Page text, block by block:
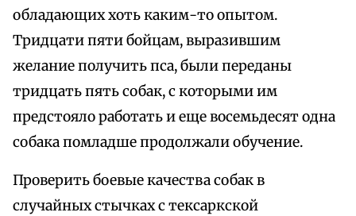
обладающих хоть каким-то опытом.
Тридцати пяти бойцам, выразившим
желание получить пса, были переданы
тридцать пять собак, с которыми им
предстояло работать и еще восемьдесят одна
собака помладше продолжали обучение.
Проверить боевые качества собак в
случайных стычках с тексаркской